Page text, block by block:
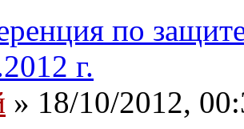
по
г.
» 18/10/2012,